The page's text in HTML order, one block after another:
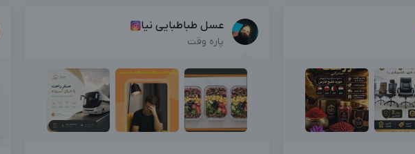
عسل طباطبایی نیا
پاره وقت